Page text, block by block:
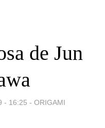
de Jun
- 16:25 - ORIGAMI